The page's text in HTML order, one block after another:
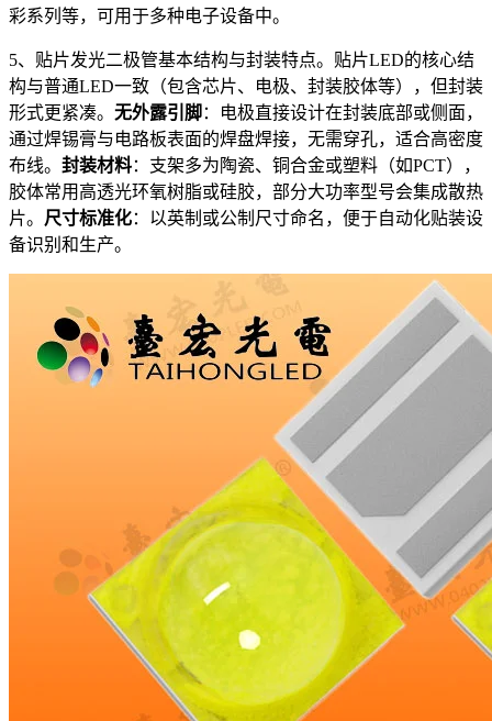
彩系列等，可用于多种电子设备中。
5、贴片发光二极管基本结构与封装特点。贴片LED的核心结
构与普通LED一致（包含芯片、电极、封装胶体等），但封装
形式更紧凑。 无外露引脚：电极直接设计在封装底部或侧面，
通过焊锡膏与电路板表面的焊盘焊接，无需穿孔，适合高密度
布线。 封装材料：支架多为陶瓷、铜合金或塑料（如PCT），
胶体常用高透光环氧树脂或硅胶，部分大功率型号会集成散热
片。 尺寸标准化：以英制或公制尺寸命名，便于自动化贴装设
备识别和生产。